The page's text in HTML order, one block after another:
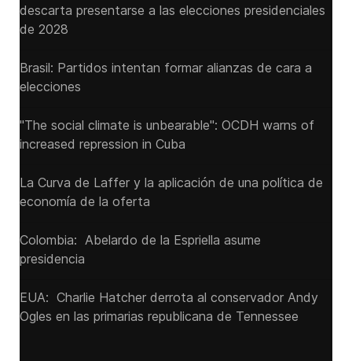
descarta presentarse a las elecciones presidenciales
de 2028
Brasil: Partidos intentan formar alianzas de cara a
elecciones
"The social climate is unbearable": OCDH warns of
increased repression in Cuba
La Curva de Laffer y la aplicación de una política de
economía de la oferta
Colombia: Abelardo de la Espriella asume
presidencia
EUA: Charlie Hatcher derrota al conservador Andy
Ogles en las primarias republicana de Tennessee